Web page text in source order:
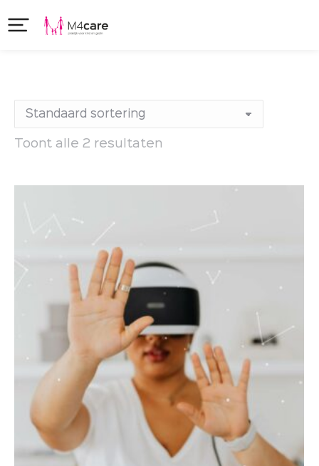
Toont alle 2 resultaten